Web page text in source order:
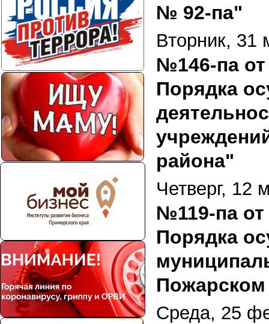
№ 92-па"
Вторник, 31
№146-па от
Порядка
района"
Четверг, 12
№119-па от
Порядка
Среда, 25